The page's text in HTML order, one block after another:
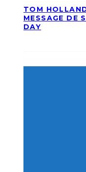
TOM
MESSAGE DE
DAY